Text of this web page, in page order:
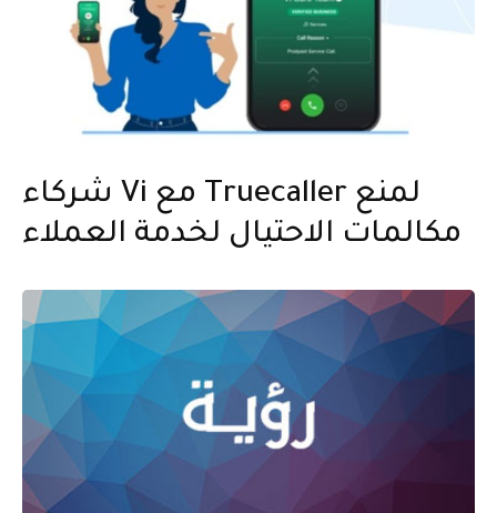
شركاء Vi مع Truecaller لمنع
مكالمات الاحتيال لخدمة العملاء